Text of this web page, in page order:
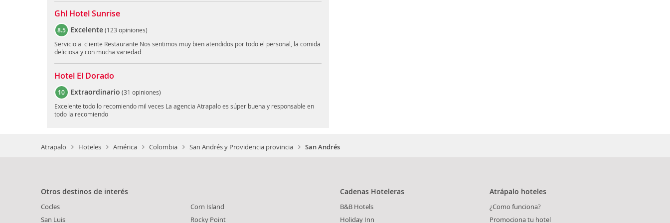
Ghl Hotel Sunrise
8.5 Excelente(123 opiniones)
Servicio al cliente Restaurante Nos sentimos muy bien atendidos por todo el personal, la comida
deliciosa y con mucha variedad
Hotel El Dorado
10 Extraordinario (31 opiniones)
Excelente todo lo recomiendo mil veces La agencia Atrapalo es súper buena y responsable en
todo la recomiendo
Atrapalo Hoteles América Colombia San Andrés y Providencia provincia San Andrés
Otros destinos de interés
Cocles
San Luis
Corn Island
Rocky Point
Cadenas Hoteleras
B&B Hotels
Holiday Inn
Atrápalo hoteles
¿Como funciona?
Promociona tu hotel